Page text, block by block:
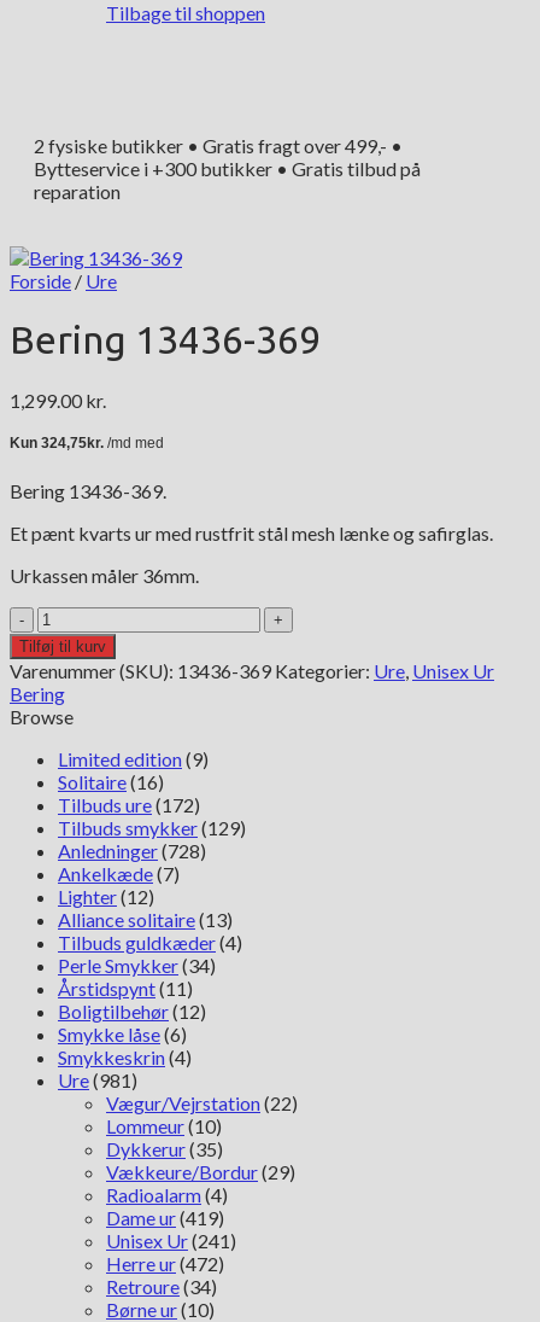
Tilbage til shoppen
2 fysiske butikker • Gratis fragt over 499,- •
Bytteservice i +300 butikker • Gratis tilbud på
reparation
Forside / Ure
Bering 13436-369
1,299.00 kr.
Bering 13436-369.
Et pænt kvarts ur med rustfrit stål mesh lænke og safirglas.
Urkassen måler 36mm.
Bering
13436-
369
antal
Tilføj til kurv
Varenummer (SKU): 13436-369 Kategorier: Ure, Unisex Ur
Bering
Browse
Limited edition(9)
Solitaire(16)
Tilbuds ure(172)
Tilbuds smykker(129)
Anledninger(728)
Ankelkæde(7)
Lighter(12)
Alliance solitaire(13)
Tilbuds guldkæder(4)
Perle Smykker(34)
Årstidspynt(11)
Boligtilbehør(12)
Smykke låse(6)
Smykkeskrin(4)
Ure(981)
Vægur/Vejrstation(22)
Lommeur(10)
Dykkerur(35)
Vækkeure/Bordur(29)
Radioalarm(4)
Dame ur(419)
Unisex Ur(241)
Herre ur(472)
Retroure(34)
Børne ur(10)